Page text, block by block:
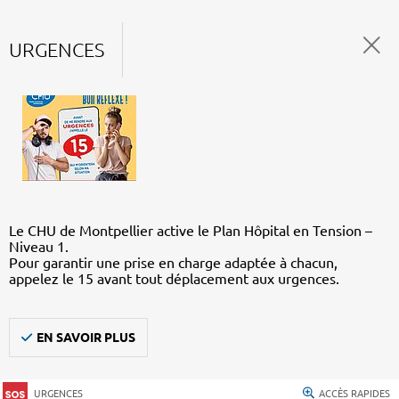
URGENCES
Le CHU de Montpellier active le Plan Hôpital en Tension –
Niveau 1.
Pour garantir une prise en charge adaptée à chacun,
appelez le 15 avant tout déplacement aux urgences.
EN SAVOIR PLUS
URGENCES ACCÈS RAPIDES